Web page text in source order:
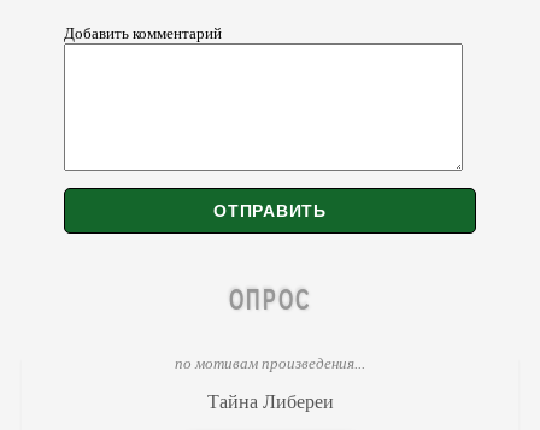
Добавить комментарий
ОПРОС
по мотивам произведения...
Тайна Либереи